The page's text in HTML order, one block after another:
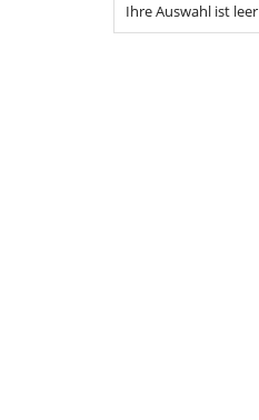
Ihre Auswahl ist leer